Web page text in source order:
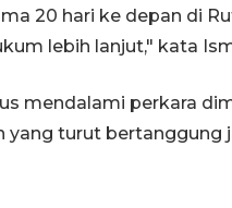
20 hari ke depan di
lebih lanjut," kata
mendalami perkara
turut bertanggung